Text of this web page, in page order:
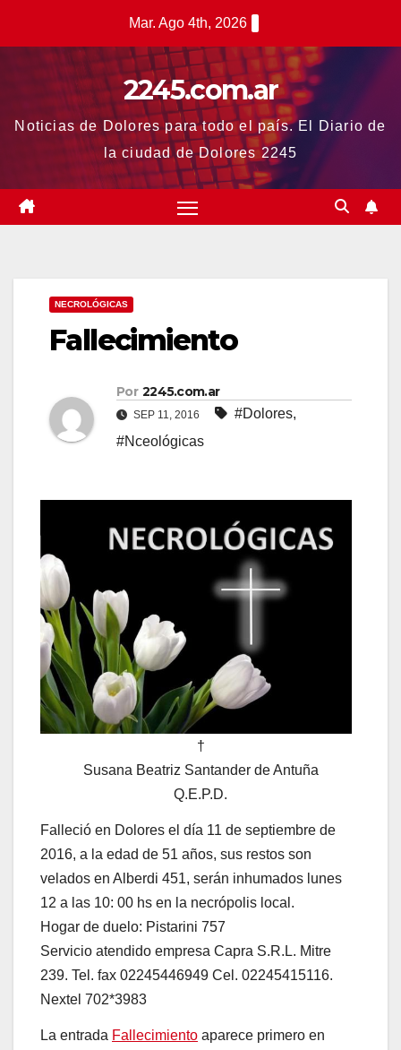
Mar. Ago 4th, 2026
2245.com.ar
Noticias de Dolores para todo el país. El Diario de
la ciudad de Dolores 2245
NECROLÓGICAS
Fallecimiento
Por 2245.com.ar
SEP 11, 2016 #Dolores,
#Nceológicas
†
Susana Beatriz Santander de Antuña
Q.E.P.D.
Falleció en Dolores el día 11 de septiembre de
2016, a la edad de 51 años, sus restos son
velados en Alberdi 451, serán inhumados lunes
12 a las 10: 00 hs en la necrópolis local.
Hogar de duelo: Pistarini 757
Servicio atendido empresa Capra S.R.L. Mitre
239. Tel. fax 02245446949 Cel. 02245415116.
Nextel 702*3983
La entrada Fallecimiento aparece primero en